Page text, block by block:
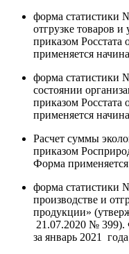
форма статистики
отгрузке товаров
приказом
применяется
форма статистики
состоянии
приказом
применяется
Расчет суммы
приказом
Форма применяется
форма
производстве и
продукции»
21.07.2020 № 399).
за январь 2021